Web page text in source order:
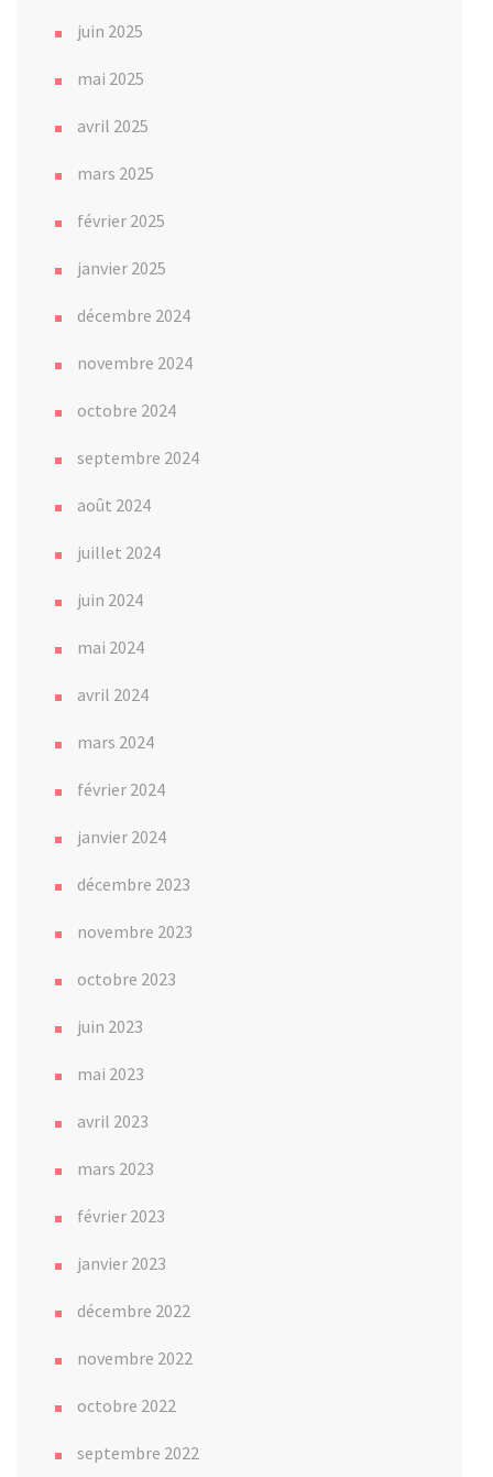
juin 2025
mai 2025
avril 2025
mars 2025
février 2025
janvier 2025
décembre 2024
novembre 2024
octobre 2024
septembre 2024
août 2024
juillet 2024
juin 2024
mai 2024
avril 2024
mars 2024
février 2024
janvier 2024
décembre 2023
novembre 2023
octobre 2023
juin 2023
mai 2023
avril 2023
mars 2023
février 2023
janvier 2023
décembre 2022
novembre 2022
octobre 2022
septembre 2022